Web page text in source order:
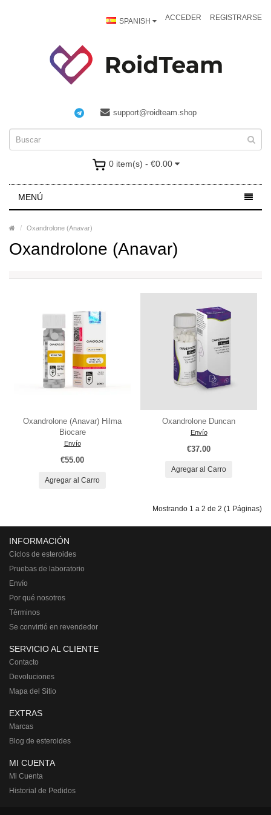
SPANISH ACCEDER REGISTRARSE
support@roidteam.shop
0 item(s) - €0.00
MENÚ
Oxandrolone (Anavar)
Oxandrolone (Anavar)
Oxandrolone (Anavar) Hilma
Biocare
Envío
€55.00
Agregar al Carro
Oxandrolone Duncan
Envío
€37.00
Agregar al Carro
Mostrando 1 a 2 de 2 (1 Páginas)
INFORMACIÓN
Ciclos de esteroides
Pruebas de laboratorio
Envío
Por qué nosotros
Términos
Se convirtió en revendedor
SERVICIO AL CLIENTE
Contacto
Devoluciones
Mapa del Sitio
EXTRAS
Marcas
Blog de esteroides
MI CUENTA
Mi Cuenta
Historial de Pedidos